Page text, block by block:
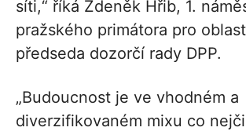
síti,“ říká Zdeněk Hřib, 1.
pražského primátora pro
předseda dozorčí rady DPP.
„Budoucnost je ve vhodném a
diverzifikovaném mixu co